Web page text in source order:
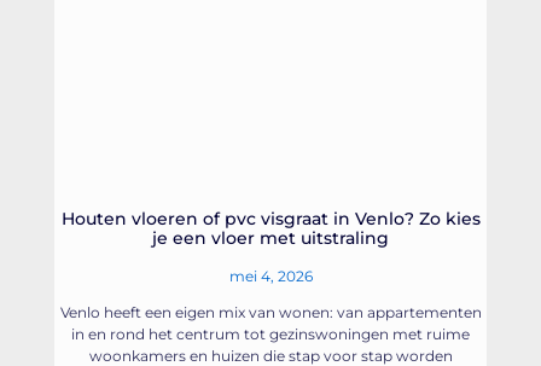
Houten vloeren of pvc visgraat in Venlo? Zo kies
je een vloer met uitstraling
mei 4, 2026
Venlo heeft een eigen mix van wonen: van appartementen
in en rond het centrum tot gezinswoningen met ruime
woonkamers en huizen die stap voor stap worden